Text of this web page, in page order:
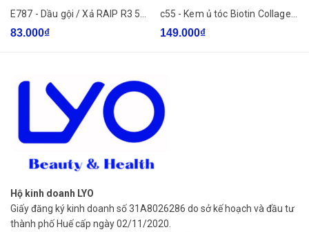
Làm ướt tóc và da đầu.
Massage nhẹ nhàng đến khi hạt muối tan dần.
Xả sạch lại với nước và tiếp tục gội đầu như bình thường.
Sử dụng 1–2 lần mỗi tuần, dùng trước bước gội đầu để đạt
Việt Nam
83.000₫ 149.000₫
Hộ kinh doanh LYO
Giấy đăng ký kinh doanh số 31A8026286 do sở kế hoạch và đầu tư
thành phố Huế cấp ngày 02/11/2020.